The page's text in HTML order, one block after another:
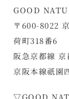
GOOD
〒600-8022
荷町318番6
阪急京都線
京阪本線祇
▽GOOD